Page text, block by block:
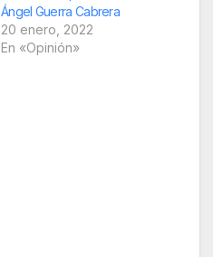
Ángel Guerra Cabrera
20 enero, 2022
En «Opinión»